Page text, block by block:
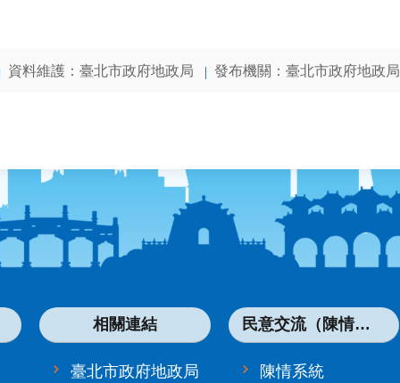
資料維護：臺北市政府地政局 發布機關：臺北市政府地政局
相關連結
臺北市政府地政局
民意交流（陳情系統）
陳情系統